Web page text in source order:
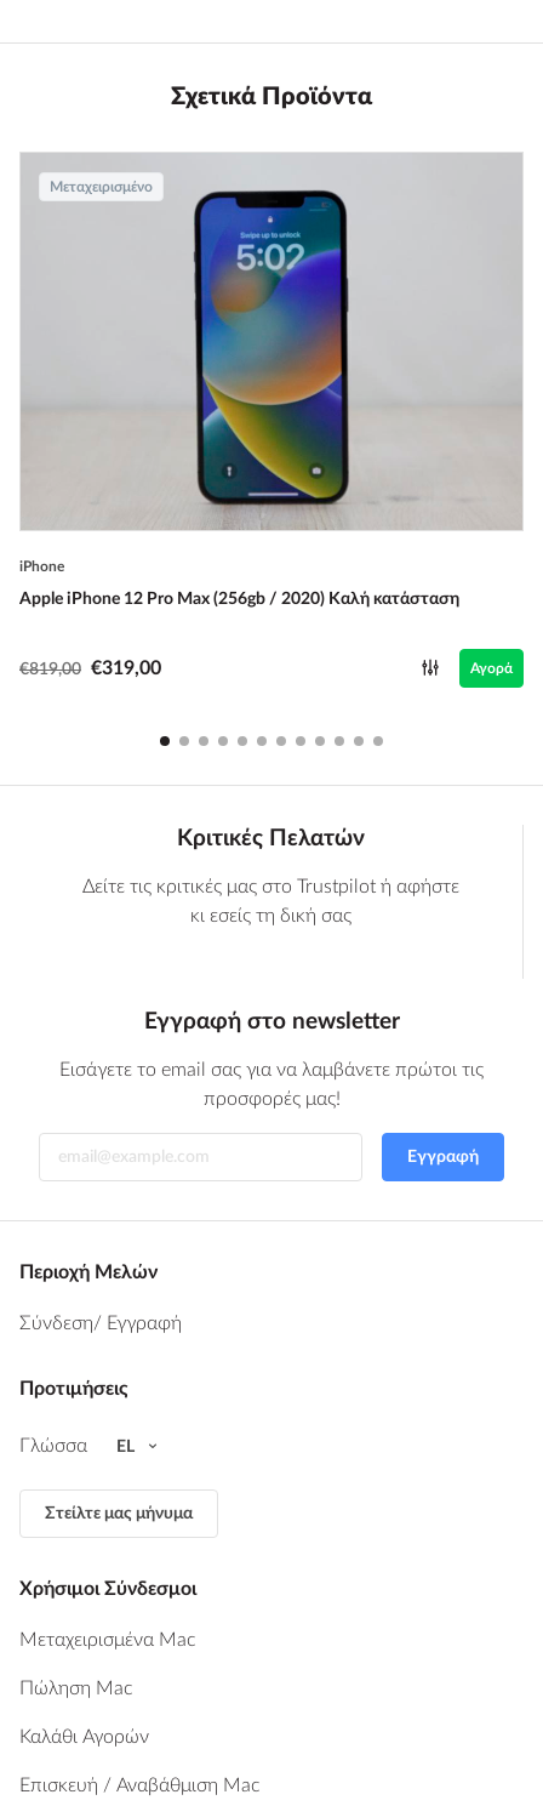
Σχετικά Προϊόντα
Μεταχειρισμένο
iPhone
Apple iPhone 12 Pro Max (256gb / 2020) Καλή κατάσταση
€819,00 €319,00 Αγορά
Κριτικές Πελατών
Δείτε τις κριτικές μας στο Trustpilot ή αφήστε
κι εσείς τη δική σας
Εγγραφή στο newsletter
Εισάγετε το email σας για να λαμβάνετε πρώτοι τις
προσφορές μας!
Εγγραφή
Περιοχή Μελών
Σύνδεση/ Εγγραφή
Προτιμήσεις
Γλώσσα EL
Στείλτε μας μήνυμα
Χρήσιμοι Σύνδεσμοι
Μεταχειρισμένα Mac
Πώληση Mac
Καλάθι Αγορών
Επισκευή / Αναβάθμιση Mac